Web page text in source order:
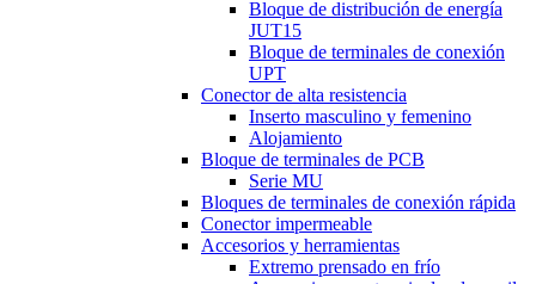
Bloque de distribución de energía
JUT15
Bloque de terminales de conexión
UPT
Conector de alta resistencia
Inserto masculino y femenino
Alojamiento
Bloque de terminales de PCB
Serie MU
Bloques de terminales de conexión rápida
Conector impermeable
Accesorios y herramientas
Extremo prensado en frío